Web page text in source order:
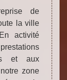
de
la ville
activité
et aux
zone